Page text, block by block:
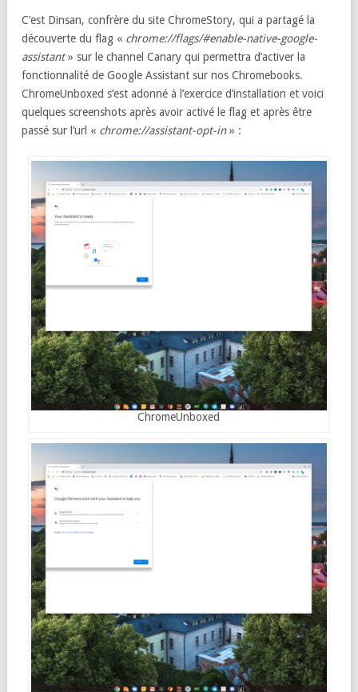
C’est Dinsan, confrère du site ChromeStory, qui a partagé la
découverte du flag « chrome://flags/#enable-native-google-
assistant» sur le channel Canary qui permettra d’activer la
fonctionnalité de Google Assistant sur nos Chromebooks.
ChromeUnboxed s’est adonné à l’exercice d’installation et voici
quelques screenshots après avoir activé le flag et après être
passé sur l’url « chrome://assistant-opt-in» :
ChromeUnboxed